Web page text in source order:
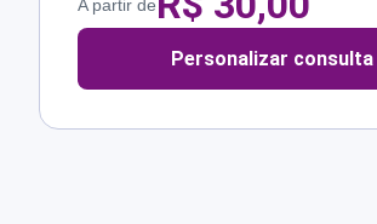
A partir de
Personalizar consulta